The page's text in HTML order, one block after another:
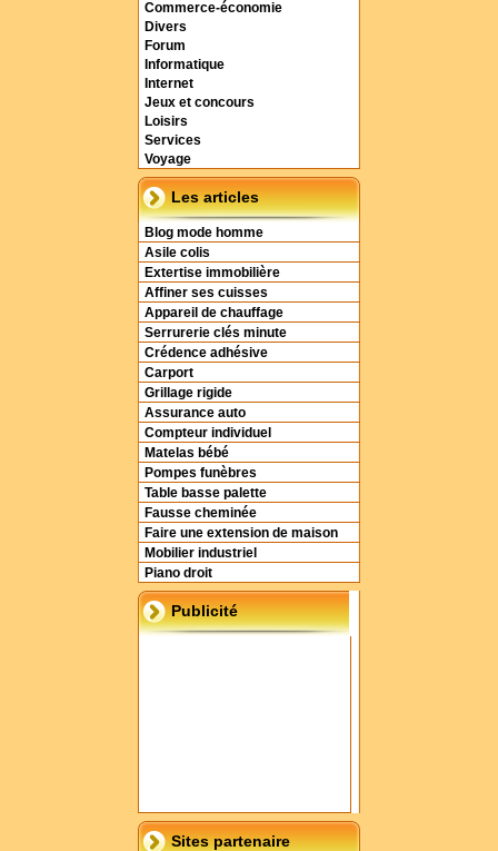
Commerce-économie
Divers
Forum
Informatique
Internet
Jeux et concours
Loisirs
Services
Voyage
Les articles
Blog mode homme
Asile colis
Extertise immobilière
Affiner ses cuisses
Appareil de chauffage
Serrurerie clés minute
Crédence adhésive
Carport
Grillage rigide
Assurance auto
Compteur individuel
Matelas bébé
Pompes funèbres
Table basse palette
Fausse cheminée
Faire une extension de maison
Mobilier industriel
Piano droit
Publicité
Sites partenaire